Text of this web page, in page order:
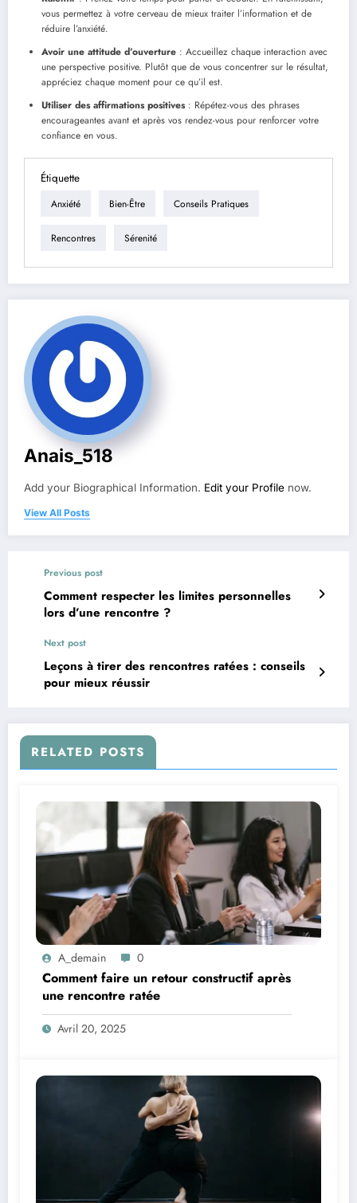
vous permettez à votre cerveau de mieux traiter l’information et de
réduire l’anxiété.
Avoir une attitude d’ouverture : Accueillez chaque interaction avec
une perspective positive. Plutôt que de vous concentrer sur le résultat,
appréciez chaque moment pour ce qu’il est.
Utiliser des affirmations positives: Répétez-vous des phrases
encourageantes avant et après vos rendez-vous pour renforcer votre
confiance en vous.
Étiquette
Anxiété Bien-Être Conseils Pratiques
Rencontres Sérenité
Anais_518
Add your Biographical Information. Edit your Profile now.
View All Posts
Previous post
Comment respecter les limites personnelles
lors d’une rencontre ?
Next post
Leçons à tirer des rencontres ratées : conseils
pour mieux réussir
RELATED POSTS
A_demain 0
Comment faire un retour constructif après
une rencontre ratée
Avril 20, 2025